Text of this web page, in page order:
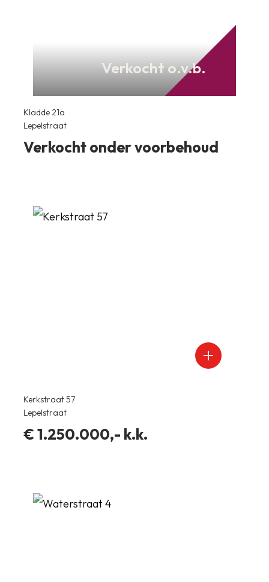
Verkocht o.v.b.
Kladde 21a
Lepelstraat
Verkocht onder voorbehoud
Woonopp.
Kerkstraat 57
Lepelstraat
€ 1.250.000,- k.k.